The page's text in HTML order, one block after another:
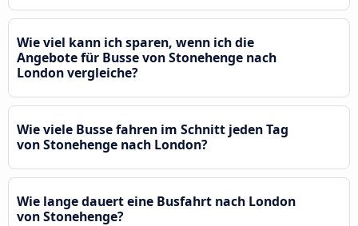
Wie viel kann ich sparen, wenn ich die
Angebote für Busse von Stonehenge nach
London vergleiche?
Wie viele Busse fahren im Schnitt jeden Tag
von Stonehenge nach London?
Wie lange dauert eine Busfahrt nach London
von Stonehenge?